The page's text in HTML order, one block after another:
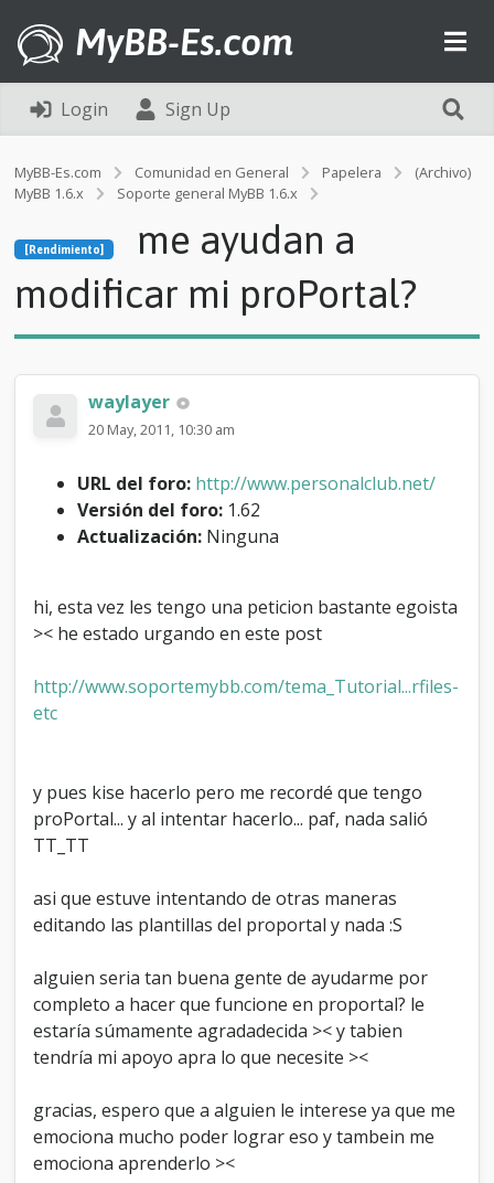
MyBB-Es.com
Login Sign Up
MyBB-Es.com Comunidad en General Papelera
(Archivo)
MyBB 1.6.x
Soporte general MyBB 1.6.x
m
y
d
n
i
m
o
a
l
[Rendimiento]
me ayudan a
modificar mi proPortal?
waylayer
20 May, 2011, 10:30 am
URL del foro: http://www.personalclub.net/
Versión del foro: 1.62
Actualización: Ninguna
hi, esta vez les tengo una peticion bastante egoista
>< he estado urgando en este post
http://www.soportemybb.com/tema_Tutorial...rfiles-
etc
y pues kise hacerlo pero me recordé que tengo
proPortal... y al intentar hacerlo... paf, nada salió
TT_TT
asi que estuve intentando de otras maneras
editando las plantillas del proportal y nada :S
alguien seria tan buena gente de ayudarme por
completo a hacer que funcione en proportal? le
estaría súmamente agradadecida >< y tabien
tendría mi apoyo apra lo que necesite ><
gracias, espero que a alguien le interese ya que me
emociona mucho poder lograr eso y tambein me
emociona aprenderlo ><